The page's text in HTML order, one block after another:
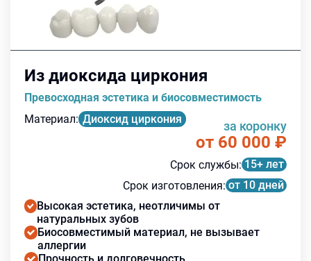
Из диоксида циркония
Превосходная эстетика и биосовместимость
Материал: Диоксид циркония
от 60 000 ₽
за коронку
Срок службы: 15+ лет
Срок изготовления: от 10 дней
Высокая эстетика, неотличимы от
натуральных зубов
Биосовместимый материал, не вызывает
аллергии